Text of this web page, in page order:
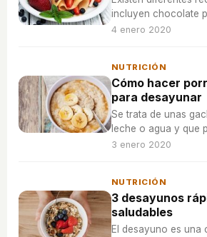
incluyen chocolate
incomparable sabor
4 enero 2020
NUTRICIÓN
Cómo hacer
para desayunar
Se trata de unas
leche o agua y que
con fruta fresca o
3 enero 2020
NUTRICIÓN
3 desayunos
saludables
El desayuno es una